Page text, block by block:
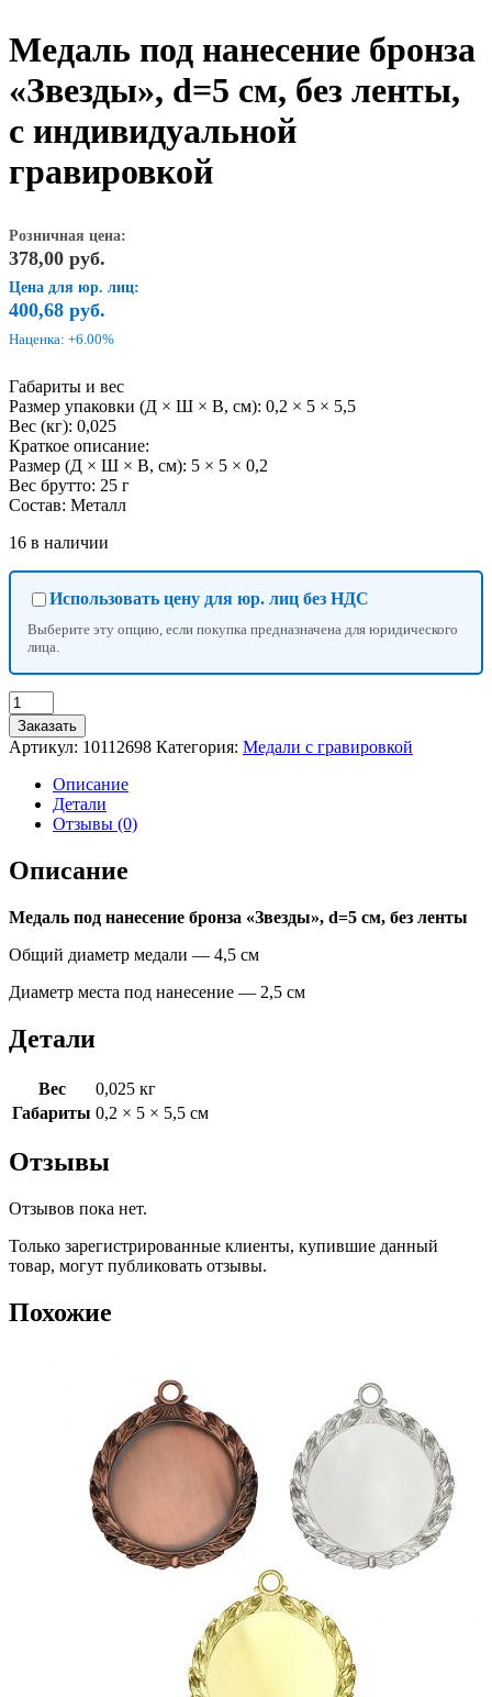
Медаль под нанесение бронза
«Звезды», d=5 см, без ленты,
с индивидуальной
гравировкой
Розничная цена:
378,00 руб.
Цена для юр. лиц:
400,68 руб.
Наценка: +6.00%
Габариты и вес
Размер упаковки (Д × Ш × В, см): 0,2 × 5 × 5,5
Вес (кг): 0,025
Краткое описание:
Размер (Д × Ш × В, см): 5 × 5 × 0,2
Вес брутто: 25 г
Состав: Металл
16 в наличии
Использовать цену для юр. лиц без НДС
Выберите эту опцию, если покупка предназначена для юридического
лица.
Количество
товара
Медаль
под
нанесение
бронза
«Звезды»,
см,
без
с
гравировкой
Заказать
Артикул: 10112698 Категория: Медали с гравировкой
Описание
Детали
Отзывы (0)
Описание
Медаль под нанесение бронза «Звезды», d=5 см, без ленты
Общий диаметр медали — 4,5 см
Диаметр места под нанесение — 2,5 см
Детали
Вес
0,025 кг
Габариты 0,2 × 5 × 5,5 см
Отзывы
Отзывов пока нет.
Только зарегистрированные клиенты, купившие данный
товар, могут публиковать отзывы.
Похожие